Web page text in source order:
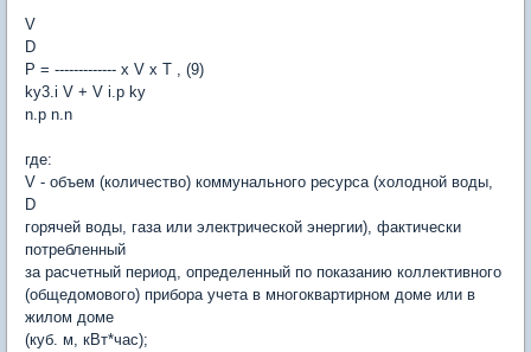
V
D
P = ------------- x V x T , (9)
ky3.i V + V i.p ky
n.p n.n
где:
V - объем (количество) коммунального ресурса (холодной воды,
D
горячей воды, газа или электрической энергии), фактически
потребленный
за расчетный период, определенный по показанию коллективного
(общедомового) прибора учета в многоквартирном доме или в
жилом доме
(куб. м, кВт*час);